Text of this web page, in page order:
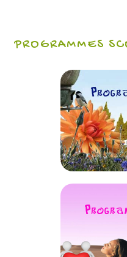
PROGRAMMES